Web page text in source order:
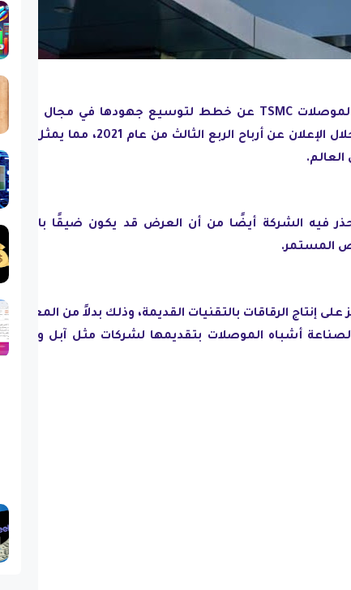
أعلنت شركة تايوان لصناعة أشباه الموصلات TSMC عن خطط لتوسيع جهودها في مجال صناعة
الرقاقات مع مصنع جديد في اليابان خلال الإعلان عن أرباح الربع الثالث من عام 2021، مما يمثل أحدث
فيه الشركة أيضًا من أن العرض قد يكون ضيقًا بالنسبة
إنتاج الرقاقات بالتقنيات القديمة، وذلك بدلاً من المعالجات
أشباه الموصلات بتقديمها لشركات مثل آبل وإنفيديا